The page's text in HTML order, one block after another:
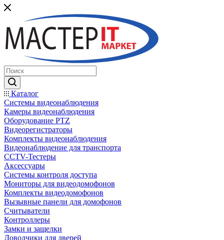
Каталог
Системы видеонаблюдения
Камеры видеонаблюдения
Оборудование PTZ
Видеорегистраторы
Комплекты видеонаблюдения
Видеонаблюдение для транспорта
CCTV-Тестеры
Аксессуары
Системы контроля доступа
Мониторы для видеодомофонов
Комплекты видеодомофонов
Вызывные панели для домофонов
Считыватели
Контроллеры
Замки и защелки
Доводчики для дверей